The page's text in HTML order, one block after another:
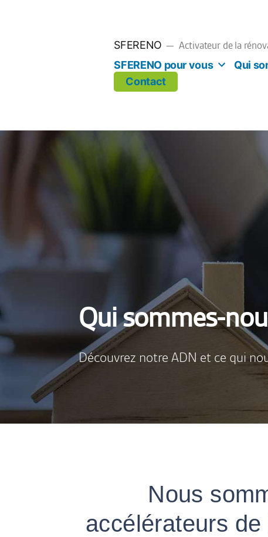
SFERENO Activateur de la
SFERENO pour vous Qui
Contact
Qui sommes-
Découvrez notre ADN et ce qui
Nous
accélérateurs